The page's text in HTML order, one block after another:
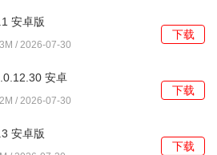
。
安卓版
/ 2026-07-30
下载
安卓
/ 2026-07-30
下载
安卓版
下载